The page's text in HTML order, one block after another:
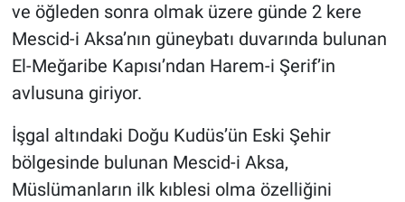
ve öğleden sonra olmak üzere günde 2 kere
Mescid-i Aksa’nın güneybatı duvarında bulunan
El-Meğaribe Kapısı’ndan Harem-i Şerif’in
avlusuna giriyor.
İşgal altındaki Doğu Kudüs’ün Eski Şehir
bölgesinde bulunan Mescid-i Aksa,
Müslümanların ilk kıblesi olma özelliğini